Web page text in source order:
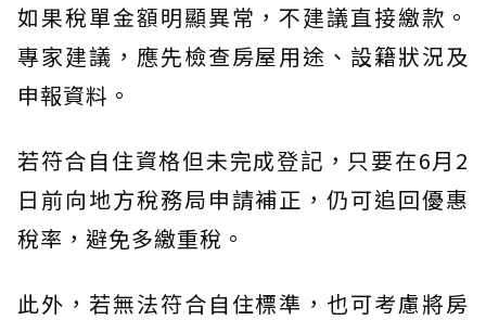
如果稅單金額明顯異常，不建議直接繳款。
專家建議，應先檢查房屋用途、設籍狀況及
申報資料。
若符合自住資格但未完成登記，只要在6月2
日前向地方稅務局申請補正，仍可追回優惠
稅率，避免多繳重稅。
此外，若無法符合自住標準，也可考慮將房